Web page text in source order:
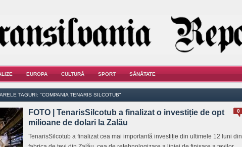
EUROPA CULTURĂ SPORT SĂNĂTATE
TAGURI: "COMPANIA TENARIS SILCOTUB"
0
FOTO | TenarisSilcotub a finalizat o investiție de opt
milioane de dolari la Zalău
TenarisSilcotub a finalizat cea mai importantă investiție din ultimele 12 luni din